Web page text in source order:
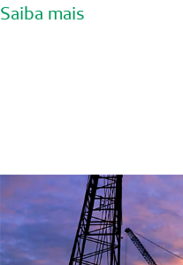
Saiba mais